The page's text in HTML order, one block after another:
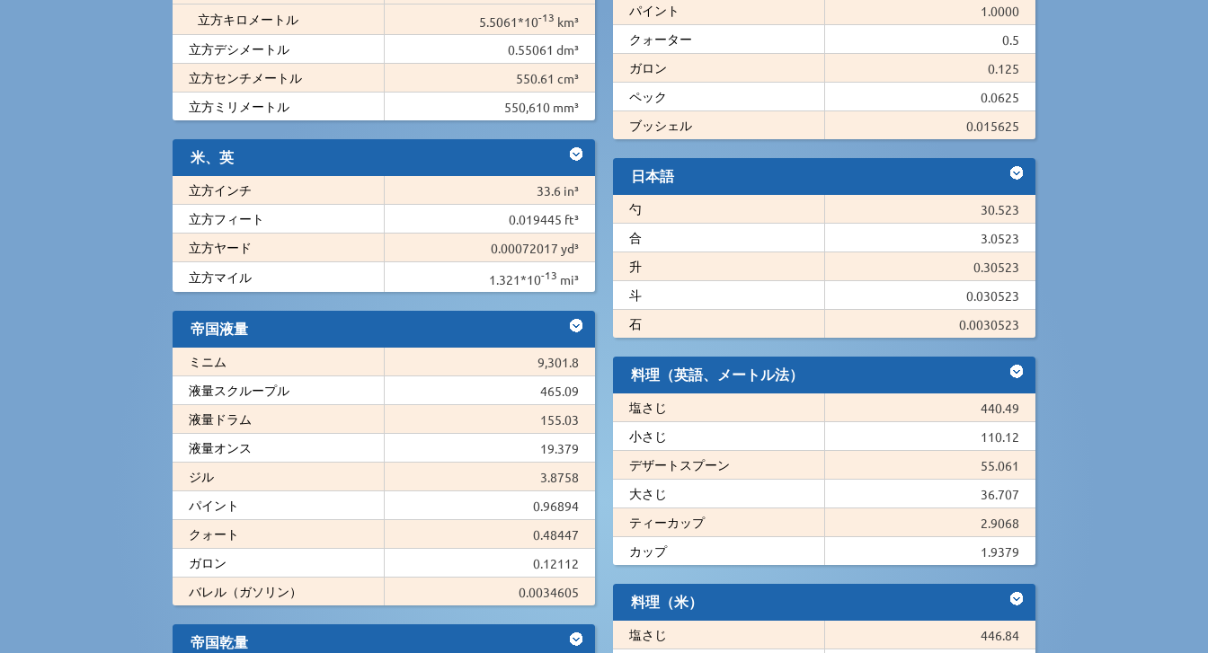
立方キロメートル
5.5061*10-13 km³
立方デシメートル
0.55061 dm³
立方センチメートル
550.61 cm³
立方ミリメートル
550,610 mm³
米、英
立方インチ
33.6 in³
立方フィート
0.019445 ft³
立方ヤード
0.00072017 yd³
立方マイル
1.321*10-13 mi³
帝国液量
ミニム
9,301.8
液量スクループル
465.09
液量ドラム
155.03
液量オンス
19.379
ジル
3.8758
パイント
0.96894
クォート
0.48447
ガロン
0.12112
バレル（ガソリン）
0.0034605
帝国乾量
パイント
1.0000
クォーター
0.5
ガロン
0.125
ペック
0.0625
ブッシェル
0.015625
日本語
勺
30.523
合
3.0523
升
0.30523
斗
0.030523
石
0.0030523
料理（英語、メートル法）
塩さじ
440.49
小さじ
110.12
デザートスプーン
55.061
大さじ
36.707
ティーカップ
2.9068
カップ
1.9379
料理（米）
塩さじ
446.84